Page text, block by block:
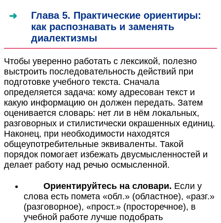
Глава 5. Практические ориентиры:
как распознавать и заменять
диалектизмы
Чтобы уверенно работать с лексикой, полезно
выстроить последовательность действий при
подготовке учебного текста. Сначала
определяется задача: кому адресован текст и
какую информацию он должен передать. Затем
оценивается словарь: нет ли в нём локальных,
разговорных и стилистически окрашенных единиц.
Наконец, при необходимости находятся
общеупотребительные эквиваленты. Такой
порядок помогает избежать двусмысленностей и
делает работу над речью осмысленной.
Ориентируйтесь на словари. Если у
слова есть помета «обл.» (областное), «разг.»
(разговорное), «прост.» (просторечное), в
учебной работе лучше подобрать